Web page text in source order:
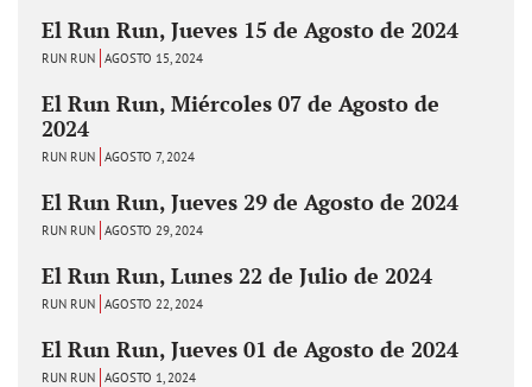
El Run Run, Jueves 15 de Agosto de 2024
RUN RUN AGOSTO 15, 2024
El Run Run, Miércoles 07 de Agosto de
2024
RUN RUN AGOSTO 7, 2024
El Run Run, Jueves 29 de Agosto de 2024
RUN RUN AGOSTO 29, 2024
El Run Run, Lunes 22 de Julio de 2024
RUN RUN AGOSTO 22, 2024
El Run Run, Jueves 01 de Agosto de 2024
RUN RUN AGOSTO 1, 2024